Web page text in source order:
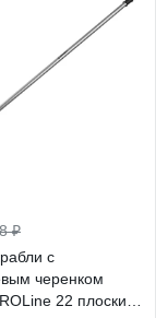
₽
с
черенком
22 плоских